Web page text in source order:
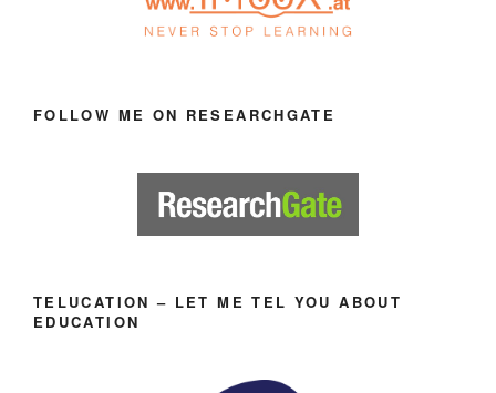
FOLLOW ME ON RESEARCHGATE
TELUCATION – LET ME TEL YOU ABOUT
EDUCATION